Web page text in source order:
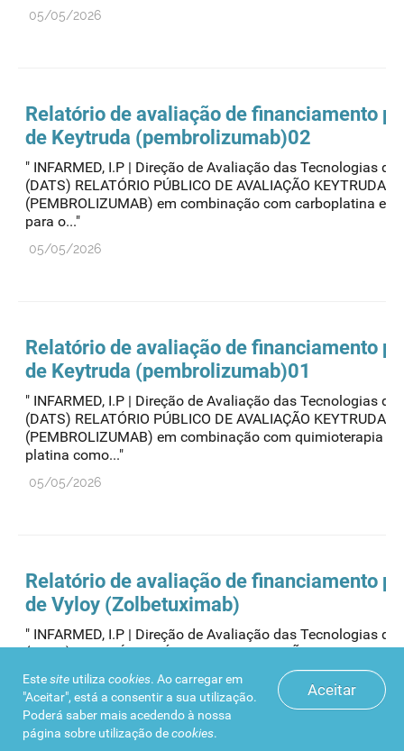
05/05/2026
Relatório de avaliação de financiamento
de Keytruda (pembrolizumab)02
" INFARMED, I.P | Direção de Avaliação das Tecnologias de
(DATS) RELATÓRIO PÚBLICO DE AVALIAÇÃO KEYTRUDA
(PEMBROLIZUMAB) em combinação com carboplatina e
para o..."
05/05/2026
Relatório de avaliação de financiamento
de Keytruda (pembrolizumab)01
" INFARMED, I.P | Direção de Avaliação das Tecnologias de
(DATS) RELATÓRIO PÚBLICO DE AVALIAÇÃO KEYTRUDA
(PEMBROLIZUMAB) em combinação com quimioterapia
platina como..."
05/05/2026
Relatório de avaliação de financiamento
de Vyloy (Zolbetuximab)
" INFARMED, I.P | Direção de Avaliação das Tecnologias de
(DATS) RELATÓRIO PÚBLICO DE AVALIAÇÃO VYLOY
(ZOLBETUXIMAB) Vyloy, em combinação com
contendo..."
02/04/2026
Aceitar
Estesite utiliza cookies. Ao carregar em
"Aceitar", está a consentir a sua utilização.
Poderá saber mais acedendo à nossa
página sobre utilização decookies.